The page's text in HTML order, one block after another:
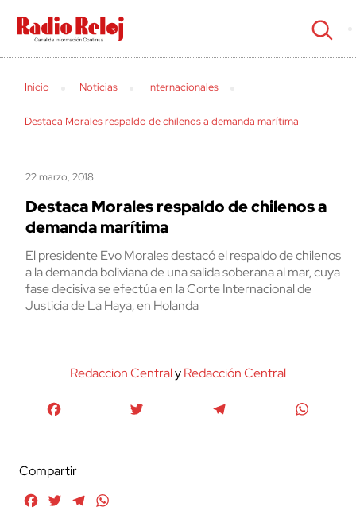
cerrar
Inicio Noticias Internacionales
Destaca Morales respaldo de chilenos a demanda marítima
22 marzo, 2018
Destaca Morales respaldo de chilenos a
demanda marítima
El presidente Evo Morales destacó el respaldo de chilenos
a la demanda boliviana de una salida soberana al mar, cuya
fase decisiva se efectúa en la Corte Internacional de
Justicia de La Haya, en Holanda
Redaccion CentralyRedacción Central
Compartir
FacebookTwitterTelegram